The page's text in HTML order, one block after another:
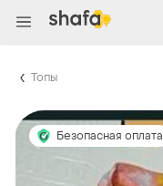
Топы
Безопасная оплата